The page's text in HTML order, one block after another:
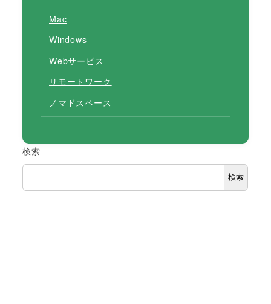
Mac
Windows
Webサービス
リモートワーク
ノマドスペース
検索
検索